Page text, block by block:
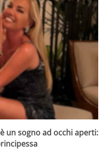
un sogno ad occhi aperti: